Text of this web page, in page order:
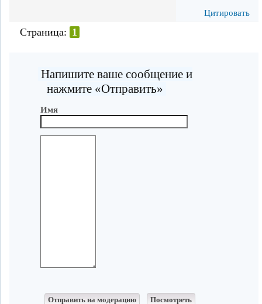
Цитировать
Страница: 1
Напишите ваше сообщение и
нажмите «Отправить»
Имя